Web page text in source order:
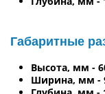
Габаритные
Высота, мм -
Ширина, мм -